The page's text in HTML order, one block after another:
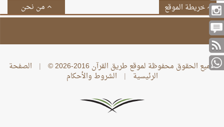
من نحن خريطة الموقع
جميع الحقوق محفوظة لموقع طريق القرآن 2016-2026 © | الصفحة
الرئيسية | الشروط والأحكام